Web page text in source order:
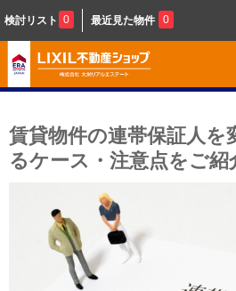
検討リスト 0 最近見た物件 0
賃貸物件の連帯保証人を
るケース・注意点をご紹